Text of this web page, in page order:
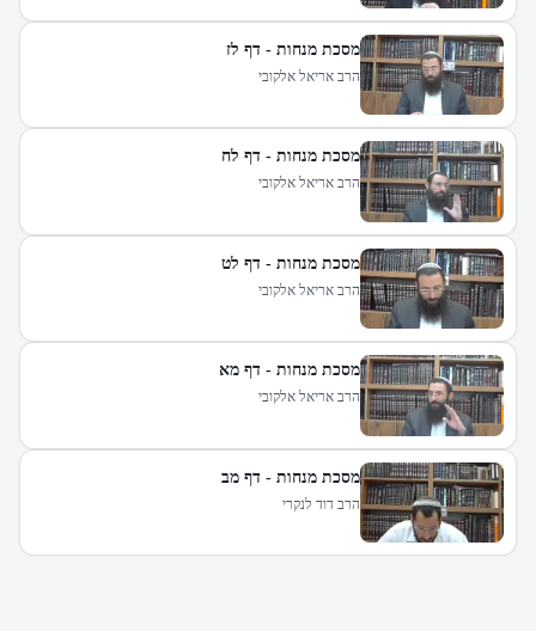
מסכת מנחות - דף לז
הרב אריאל אלקובי
מסכת מנחות - דף לח
הרב אריאל אלקובי
מסכת מנחות - דף לט
הרב אריאל אלקובי
מסכת מנחות - דף מא
הרב אריאל אלקובי
מסכת מנחות - דף מב
הרב דוד לנקרי